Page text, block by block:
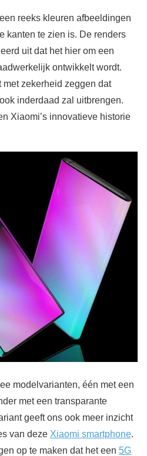
reeks kleuren afbeeldingen
kanten te zien is. De renders
uit dat het hier om een
ontwikkelt wordt.
zekerheid zeggen dat
inderdaad zal uitbrengen.
Xiaomi’s innovatieve historie
modelvarianten, één met een
met een transparante
geeft ons ook meer inzicht
van deze Xiaomi smartphone.
op te maken dat het een 5G